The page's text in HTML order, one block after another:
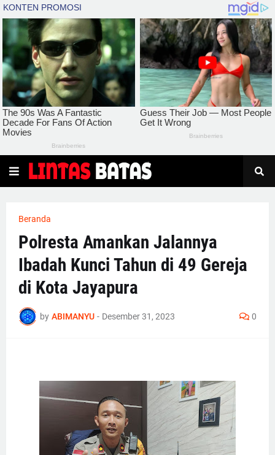
Beranda
Polresta Amankan Jalannya
Ibadah Kunci Tahun di 49 Gereja
di Kota Jayapura
by ABIMANYU - Desember 31, 2023 0